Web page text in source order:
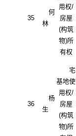
35
何
林
用权/
房屋
(构筑
物)所
有权
36
杨
生
宅
基地使
用权/
房屋
(构筑
物)所